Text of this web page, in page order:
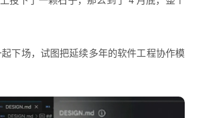
下场，试图把延续多年的软件工程协作模